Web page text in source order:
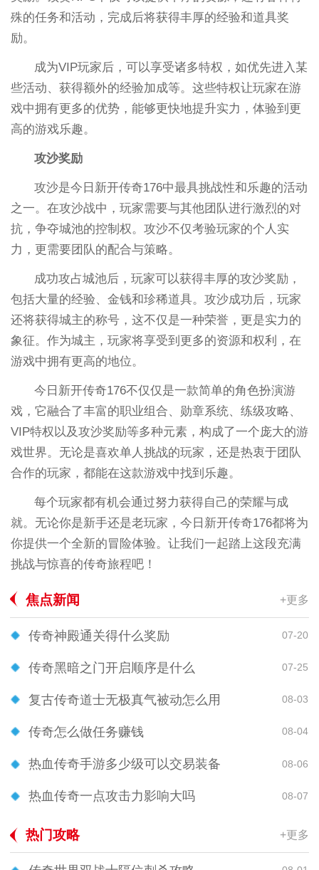
殊的任务和活动，完成后将获得丰厚的经验和道具奖
励。
成为VIP玩家后，可以享受诸多特权，如优先进入某
些活动、获得额外的经验加成等。这些特权让玩家在游
戏中拥有更多的优势，能够更快地提升实力，体验到更
高的游戏乐趣。
攻沙奖励
攻沙是今日新开传奇176中最具挑战性和乐趣的活动
之一。在攻沙战中，玩家需要与其他团队进行激烈的对
抗，争夺城池的控制权。攻沙不仅考验玩家的个人实
力，更需要团队的配合与策略。
成功攻占城池后，玩家可以获得丰厚的攻沙奖励，
包括大量的经验、金钱和珍稀道具。攻沙成功后，玩家
还将获得城主的称号，这不仅是一种荣誉，更是实力的
象征。作为城主，玩家将享受到更多的资源和权利，在
游戏中拥有更高的地位。
今日新开传奇176不仅仅是一款简单的角色扮演游
戏，它融合了丰富的职业组合、勋章系统、练级攻略、
VIP特权以及攻沙奖励等多种元素，构成了一个庞大的游
戏世界。无论是喜欢单人挑战的玩家，还是热衷于团队
合作的玩家，都能在这款游戏中找到乐趣。
每个玩家都有机会通过努力获得自己的荣耀与成
就。无论你是新手还是老玩家，今日新开传奇176都将为
你提供一个全新的冒险体验。让我们一起踏上这段充满
挑战与惊喜的传奇旅程吧！
焦点新闻 +更多
传奇神殿通关得什么奖励 07-20
传奇黑暗之门开启顺序是什么 07-25
复古传奇道士无极真气被动怎么用 08-03
传奇怎么做任务赚钱 08-04
热血传奇手游多少级可以交易装备 08-06
热血传奇一点攻击力影响大吗 08-07
热门攻略 +更多